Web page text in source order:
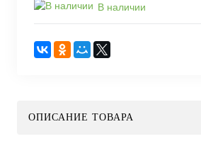
В наличии
ОПИСАНИЕ ТОВАРА